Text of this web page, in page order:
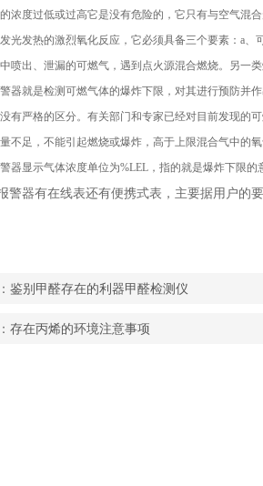
浓度过低或过高它是没有危险的，它只有与空气混
光发热的激烈氧化反应，它必须具备三个要素：a
喷出、泄漏的可燃气，遇到点火源混合燃烧。另一
器就是检测可燃气体的爆炸下限，对其进行预防并
有严格的区分。有关部门和专家已经对目前发现的
不足，不能引起燃烧或爆炸，高于上限混合气中的
器显示气体浓度单位为%LEL，指的就是爆炸下限的
警器有在线表还有便携式表，主要据用户的
鉴别甲醛存在的利器甲醛检测仪
存在丙烯的环境注意事项